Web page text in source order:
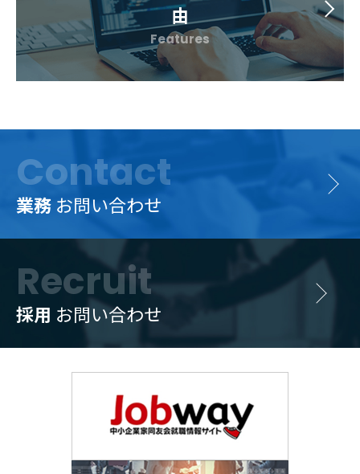
由
Features
Contact
業務 お問い合わせ
Recruit
採用 お問い合わせ